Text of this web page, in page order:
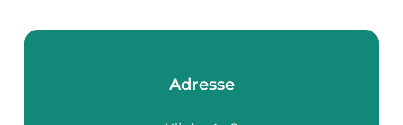
Adresse